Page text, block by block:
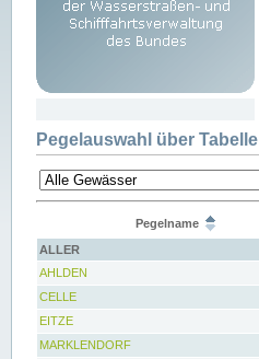
Pegelauswahl über Tabelle
Pegelname
ALLER
AHLDEN
CELLE
EITZE
MARKLENDORF